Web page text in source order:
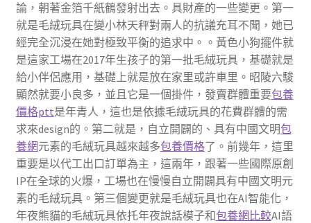
論，朝著金箔千紙鶴發射出去。具財產的一些變更。第一
就是毛絨玩具在變小林天秤對兩人的抗議充耳不聞，她已
經完全沉浸在她對極致平衡的追求中。。黃色小狗擺件就
是這家工場在2017年生孩子的第一批毛絨玩具，基礎就是
給小伴侶應用，基礎上就是放在家里或許車里。昭陵六駿
顯然就要小良多，並且它是一個掛件，發賣群體重要包養
價格ptt是年青人，這也是依據毛絨玩具的花費群體的需
求來design的。第二就是，自立開闢的、具有中國文明包
養網元素的毛絨玩具越來越多包養價格了。前幾年，這里
重要是以代工出口訂單為主，這兩年，跟著一些國際原創
IP在全球的火爆，工場也在慢慢自立開闢具有中國文明元
素的毛絨玩具。第三個變更就是毛絨玩具也在AI智能化，
年夜熊貓的毛絨玩具依托年夜說話模子和包養網比較AI語